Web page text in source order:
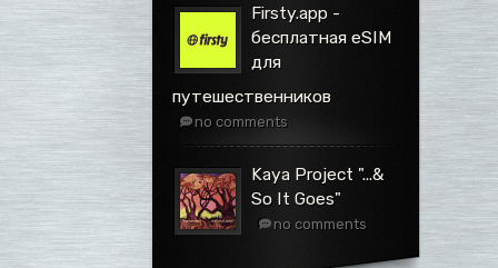
Firsty.app -
бесплатная eSIM
для
путешественников
no comments
Kaya Project ".​.​.​&
So It Goes"
no comments